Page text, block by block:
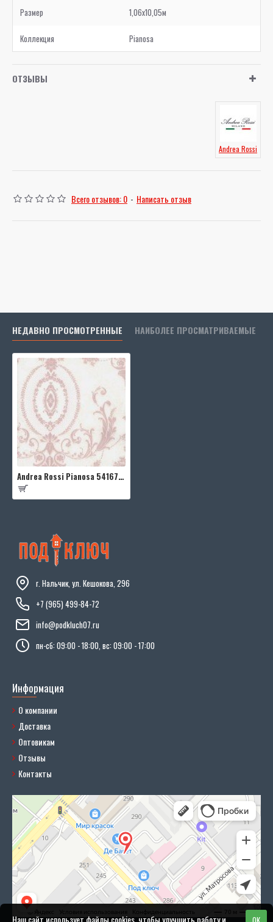
Размер 1,06x10,05м
Коллекция Pianosa
ОТЗЫВЫ
Andrea Rossi
Всего отзывов: 0 - Написать отзыв
НЕДАВНО ПРОСМОТРЕННЫЕ НАИБОЛЕЕ ПРОСМАТРИВАЕМЫЕ
Andrea Rossi Pianosa 54167-3
г. Нальчик, ул. Кешокова, 296
+7 (965) 499-84-72
info@podkluch07.ru
пн-сб: 09:00 - 18:00, вс: 09:00 - 17:00
Информация
О компании
Доставка
Оптовикам
Отзывы
Контакты
Наш сайт использует файлы cookies, чтобы улучшить работу и